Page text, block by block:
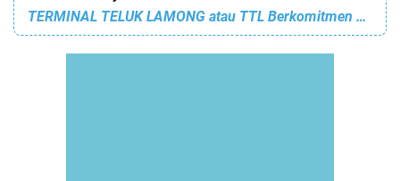
TERMINAL TELUK LAMONG atau TTL Berkomitmen Terus Lakukan TRANSFORMASI LAYANAN TERMINAL